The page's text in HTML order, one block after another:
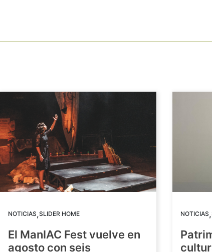
NOTICIAS,SLIDER HOME
El ManIAC Fest vuelve en
agosto con seis
NOTICIAS,